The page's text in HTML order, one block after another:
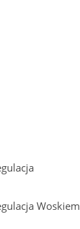
Woskiem